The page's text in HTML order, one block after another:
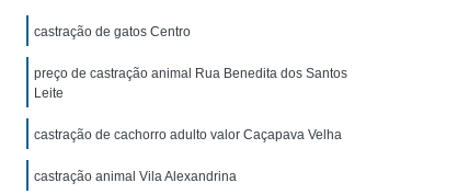
para Cachorro Caçapava
Cachorro São José dos Campos
para Cachorros e Gatos
Exame de Eletrocardiograma para Gatos
castração de gatos Centro
preço de castração animal Rua Benedita dos Santos
Leite
castração de cachorro adulto valor Caçapava Velha
castração animal Vila Alexandrina